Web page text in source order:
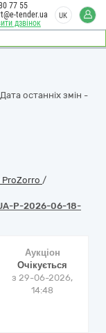
дзвінок
77 55
tender.ua
UK
останніх змін -
ProZorro /
P-2026-06-18-
Аукціон
Очікується
з29-06-2026,
14:48